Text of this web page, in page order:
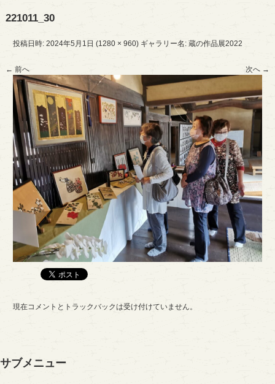
へ
221011_30
投稿日時: 2024年5月1日 (1280 × 960) ギャラリー名: 蔵の作品展2022
← 前へ 次へ →
現在コメントとトラックバックは受け付けていません。
サブメニュー